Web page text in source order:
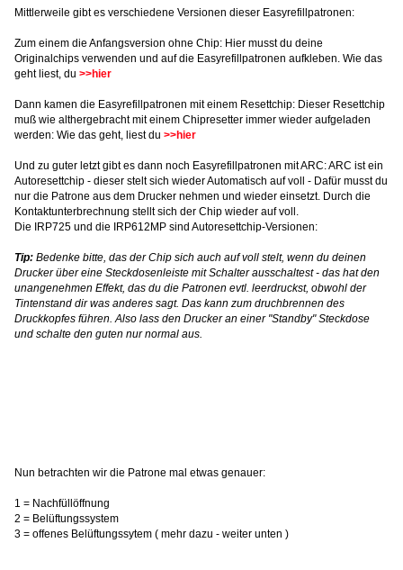
Mittlerweile gibt es verschiedene Versionen dieser Easyrefillpatronen:
Zum einem die Anfangsversion ohne Chip: Hier musst du deine
Originalchips verwenden und auf die Easyrefillpatronen aufkleben. Wie das
geht liest, du >>hier
Dann kamen die Easyrefillpatronen mit einem Resettchip: Dieser Resettchip
muß wie althergebracht mit einem Chipresetter immer wieder aufgeladen
werden: Wie das geht, liest du >>hier
Und zu guter letzt gibt es dann noch Easyrefillpatronen mit ARC: ARC ist ein
Autoresettchip - dieser stelt sich wieder Automatisch auf voll - Dafür musst du
nur die Patrone aus dem Drucker nehmen und wieder einsetzt. Durch die
Kontaktunterbrechnung stellt sich der Chip wieder auf voll.
Die IRP725 und die IRP612MP sind Autoresettchip-Versionen:
Tip: Bedenke bitte, das der Chip sich auch auf voll stelt, wenn du deinen
Drucker über eine Steckdosenleiste mit Schalter ausschaltest - das hat den
unangenehmen Effekt, das du die Patronen evtl. leerdruckst, obwohl der
Tintenstand dir was anderes sagt. Das kann zum druchbrennen des
Druckkopfes führen. Also lass den Drucker an einer "Standby" Steckdose
und schalte den guten nur normal aus.
Nun betrachten wir die Patrone mal etwas genauer:
1 = Nachfüllöffnung
2 = Belüftungssystem
3 = offenes Belüftungssytem ( mehr dazu - weiter unten )